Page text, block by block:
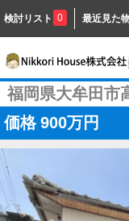
検討リスト 0 最近見た
福岡県大牟田市
価格 900万円